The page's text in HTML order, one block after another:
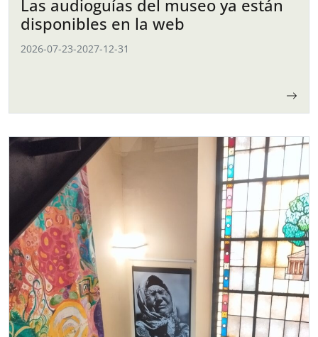
Las audioguías del museo ya están
disponibles en la web
2026-07-23-2027-12-31